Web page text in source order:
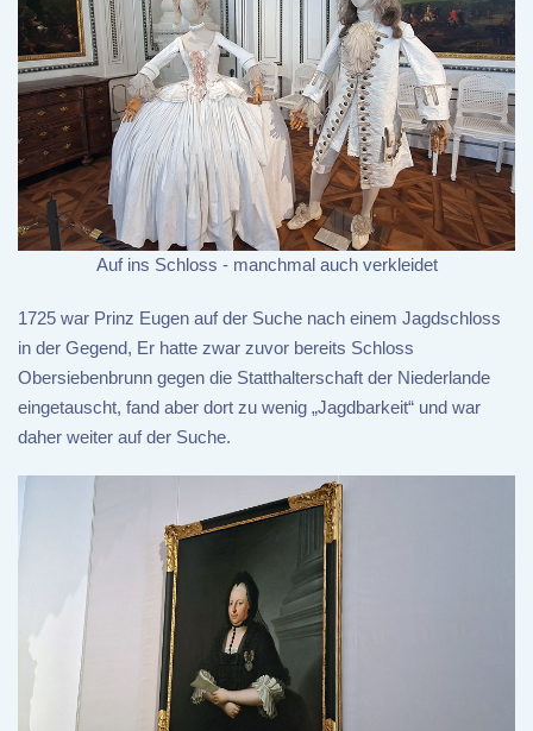
Auf ins Schloss - manchmal auch verkleidet
1725 war Prinz Eugen auf der Suche nach einem Jagdschloss
in der Gegend, Er hatte zwar zuvor bereits Schloss
Obersiebenbrunn gegen die Statthalterschaft der Niederlande
eingetauscht, fand aber dort zu wenig „Jagdbarkeit“ und war
daher weiter auf der Suche.